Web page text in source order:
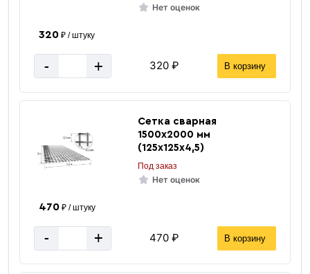
Нет оценок
320₽ / штуку
- + 320 ₽ В корзину
Сетка сварная
1500х2000 мм
(125х125х4,5)
Под заказ
Нет оценок
470₽ / штуку
- + 470 ₽ В корзину